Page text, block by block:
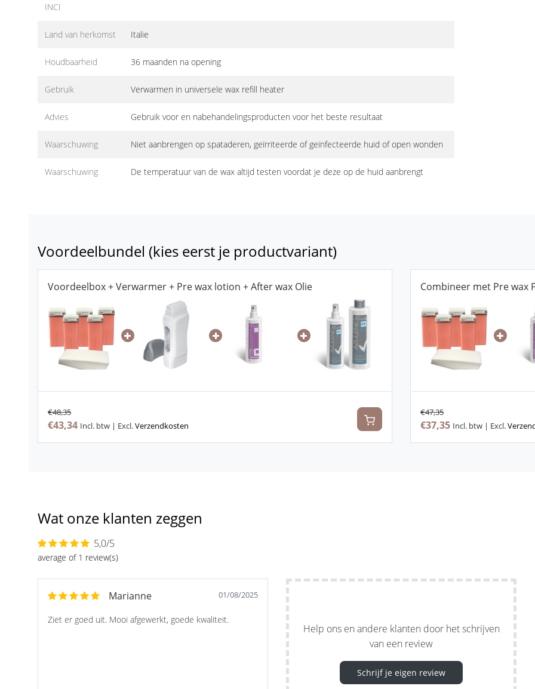
INCI
Land van herkomst Italie
Houdbaarheid 36 maanden na opening
Gebruik Verwarmen in universele wax refill heater
Advies Gebruik voor en nabehandelingsproducten voor het beste resultaat
Waarschuwing Niet aanbrengen op spataderen, geïrriteerde of geïnfecteerde huid of open wonden
Waarschuwing De temperatuur van de wax altijd testen voordat je deze op de huid aanbrengt
Voordeelbundel (kies eerst je productvariant)
Voordeelbox + Verwarmer + Pre wax lotion + After wax Olie
€48,35
€43,34 Incl. btw | Excl.Verzendkosten
Combineer met Pre wax
€47,35
€37,35 Incl. btw | Excl.
Wat onze klanten zeggen
5,0/5
average of 1 review(s)
Marianne 01/08/2025
Ziet er goed uit. Mooi afgewerkt, goede kwaliteit.
Help ons en andere klanten door het schrijven
van een review
Schrijf je eigen review